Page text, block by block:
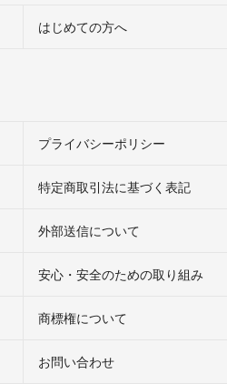
はじめての方へ
プライバシーポリシー
特定商取引法に基づく表記
外部送信について
安心・安全のための取り組み
商標権について
お問い合わせ